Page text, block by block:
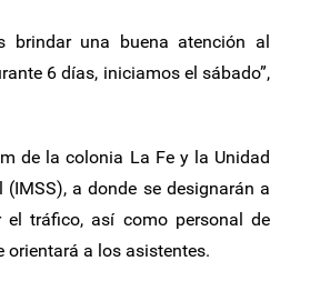
brindar una buena atención al
6 días, iniciamos el sábado”,
de la colonia La Fe y la Unidad
a donde se designarán a
tráfico, así como personal de
orientará a los asistentes.